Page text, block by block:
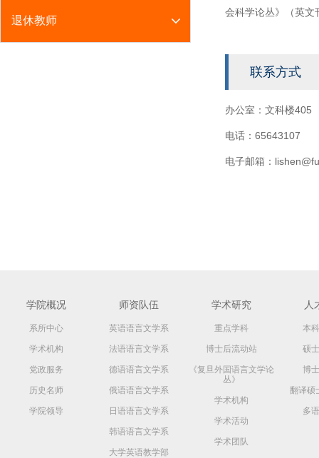
退休教师
会科学论丛》（英
联系方式
办公室：文科楼405
电话：65643107
电子邮箱：
学院概况
系所中心
学术机构
党政服务
历史名师
学院领导
师资队伍
英语语言文学系
法语语言文学系
德语语言文学系
俄语语言文学系
日语语言文学系
韩语语言文学系
大学英语教学部
学术研究
重点学科
博士后流动站
《复旦外国语言文学论
丛》
学术机构
学术活动
学术团队
人
本
硕
博
翻译硕
多